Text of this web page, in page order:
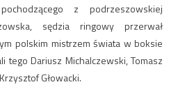
z podrzeszowskiej
sędzia ringowy przerwał
polskim mistrzem świata w boksie
tego Dariusz Michalczewski, Tomasz
Głowacki.